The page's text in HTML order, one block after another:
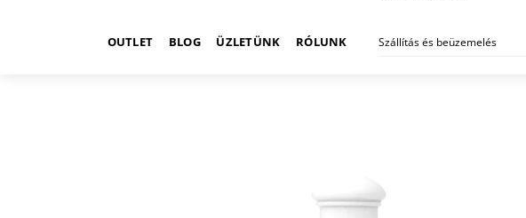
OUTLET BLOG ÜZLETÜNK RÓLUNK Szállítás és beüzemelés